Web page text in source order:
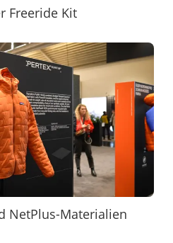
Freeride Kit
NetPlus-Materialien